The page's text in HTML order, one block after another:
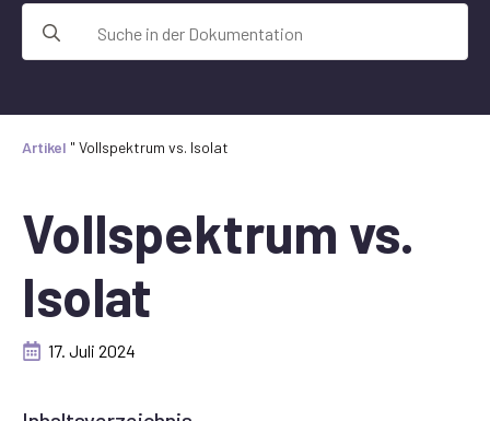
nach:
Artikel " Vollspektrum vs. Isolat
Vollspektrum vs.
Isolat
17. Juli 2024